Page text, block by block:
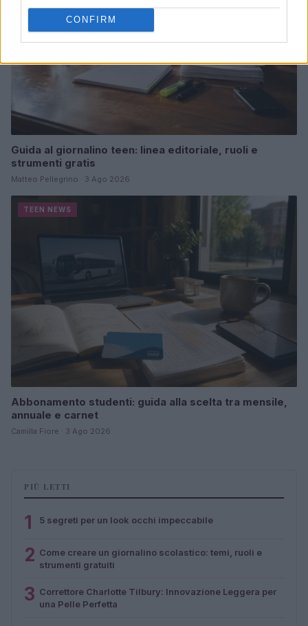
CONFIRM
Guida al giornalino teen: linea editoriale, ruoli e
strumenti gratis
Matteo Pellegrino · 3 Ago 2026
TEEN NEWS
Abbonamento studenti: guida alla scelta tra mensile,
annuale e carnet
Camilla Fiore · 3 Ago 2026
PIÙ LETTI
1 5 segreti per un look occhi impeccabile
2 Come creare un giornalino scolastico: temi, ruoli e
strumenti gratuiti
3 Correttore Charlotte Tilbury: Innovazione Leggera per
una Pelle Perfetta